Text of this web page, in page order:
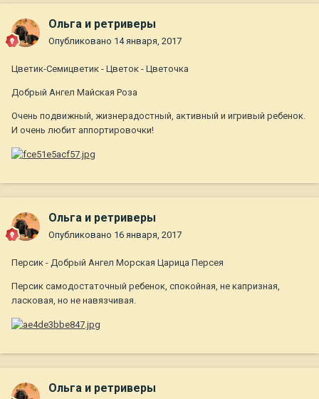
Ольга и ретриверы
Опубликовано 14 января, 2017
Цветик-Семицветик - Цветок - Цветочка
Добрый Ангел Майская Роза
Очень подвижный, жизнерадостный, активный и игривый ребенок.
И очень любит аппортировочки!
Ольга и ретриверы
Опубликовано 16 января, 2017
Персик - Добрый Ангел Морская Царица Персея
Персик самодостаточный ребенок, спокойная, не капризная,
ласковая, но не навязчивая.
Ольга и ретриверы